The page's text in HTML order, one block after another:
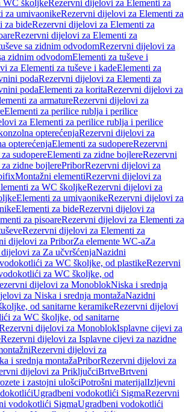
WC školjkeRezervni dijelovi za Elementi za
za umivaonikeRezervni dijelovi za Elementi za
za bideRezervni dijelovi za Elementi za
Rezervni dijelovi za Elementi za
sa zidnim odvodomRezervni dijelovi za
zidnim odvodomElementi za tuševe i
za Elementi za tuševe i kadeElementi za
podaRezervni dijelovi za Elementi za
podaElementi za koritaRezervni dijelovi za
za armatureRezervni dijelovi za
Elementi za perilice rublja i perilice
za Elementi za perilice rublja i perilice
opterećenjaRezervni dijelovi za
opterećenjaElementi za sudopereRezervni
sudopereElementi za zidne bojlereRezervni
zidne bojlerePriborRezervni dijelovi za
Montažni elementiRezervni dijelovi za
za WC školjkeRezervni dijelovi za
Elementi za umivaonikeRezervni dijelovi za
Elementi za bideRezervni dijelovi za
za pisoareRezervni dijelovi za Elementi za
Rezervni dijelovi za Elementi za
dijelovi za PriborZa elemente WC-aZa
za Za učvršćenjaNazidni
za WC školjke, od plastikeRezervni
za WC školjke, od
dijelovi za MonoblokNiska i srednja
za Niska i srednja montažaNazidni
od sanitarne keramikeRezervni dijelovi
za WC školjke, od sanitarne
dijelovi za MonoblokIsplavne cijevi za
Rezervni dijelovi za Isplavne cijevi za nazidne
Rezervni dijelovi za
i srednja montažaPriborRezervni dijelovi za
dijelovi za PriključciBrtveBrtveni
i zastojni ulošciPotrošni materijalIzljevni
Ugradbeni vodokotlići SigmaRezervni
vodokotlići SigmaUgradbeni vodokotlići